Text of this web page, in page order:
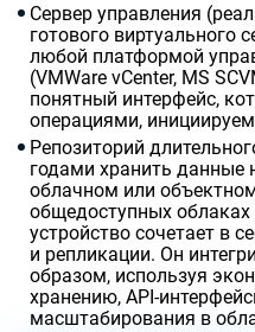
Сервер управления
готового виртуального
любой платформой
(VMWare vCenter, MS
понятный интерфейс,
операциями,
Репозиторий
годами хранить
облачном или
общедоступных облаках
устройство сочетает в
и репликации. Он
образом, используя
хранению, API-
масштабирования в